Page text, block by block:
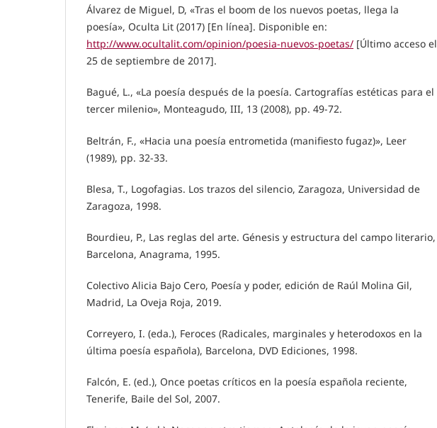
Álvarez de Miguel, D, «Tras el boom de los nuevos poetas, llega la
poesía», Oculta Lit (2017) [En línea]. Disponible en:
http://www.ocultalit.com/opinion/poesia-nuevos-poetas/ [Último acceso el
25 de septiembre de 2017].
Bagué, L., «La poesía después de la poesía. Cartografías estéticas para el
tercer milenio», Monteagudo, III, 13 (2008), pp. 49-72.
Beltrán, F., «Hacia una poesía entrometida (manifiesto fugaz)», Leer
(1989), pp. 32-33.
Blesa, T., Logofagias. Los trazos del silencio, Zaragoza, Universidad de
Zaragoza, 1998.
Bourdieu, P., Las reglas del arte. Génesis y estructura del campo literario,
Barcelona, Anagrama, 1995.
Colectivo Alicia Bajo Cero, Poesía y poder, edición de Raúl Molina Gil,
Madrid, La Oveja Roja, 2019.
Correyero, I. (eda.), Feroces (Radicales, marginales y heterodoxos en la
última poesía española), Barcelona, DVD Ediciones, 1998.
Falcón, E. (ed.), Once poetas críticos en la poesía española reciente,
Tenerife, Baile del Sol, 2007.